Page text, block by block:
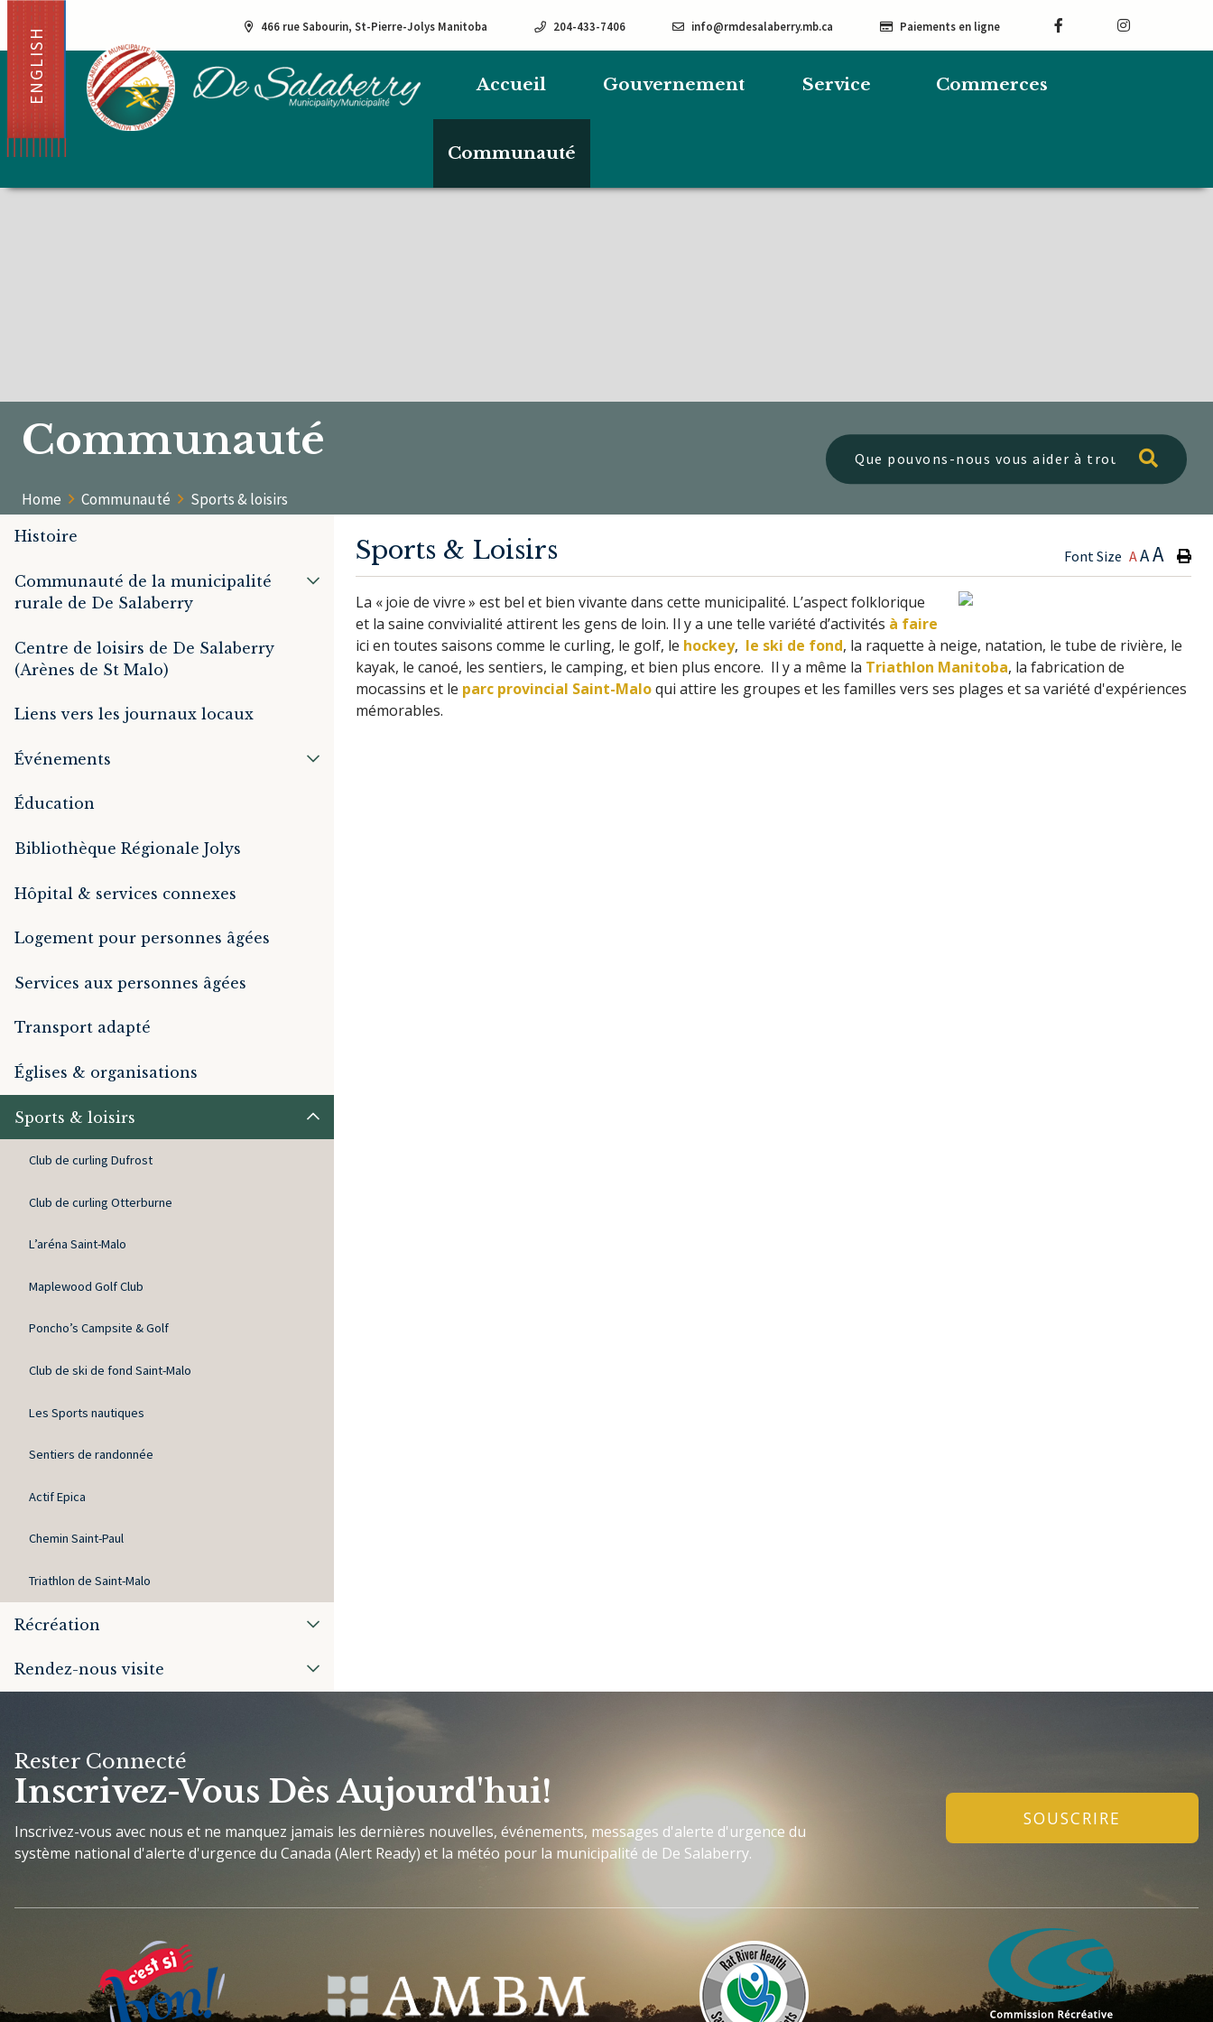
466 rue Sabourin, St-Pierre-Jolys Manitoba 204-433-7406 info@rmdesalaberry.mb.ca Paiements en ligne
Accueil Gouvernement Service Commerces
Communauté
ENGLISH
Communauté
Home Communauté Sports & loisirs
Type
Histoire
Communauté de la municipalité
rurale de De Salaberry
Centre de loisirs de De Salaberry
(Arènes de St Malo)
Liens vers les journaux locaux
Événements
Éducation
Bibliothèque Régionale Jolys
Hôpital & services connexes
Logement pour personnes âgées
Services aux personnes âgées
Transport adapté
Églises & organisations
Sports & loisirs
Club de curling Dufrost
Club de curling Otterburne
L’aréna Saint-Malo
Maplewood Golf Club
Poncho’s Campsite & Golf
Club de ski de fond Saint-Malo
Les Sports nautiques
Sentiers de randonnée
Actif Epica
Chemin Saint-Paul
Triathlon de Saint-Malo
Récréation
Rendez-nous visite
Sports & Loisirs Font Size AAA
La « joie de vivre » est bel et bien vivante dans cette municipalité. L’aspect folklorique
et la saine convivialité attirent les gens de loin. Il y a une telle variété d’activités à faire
ici en toutes saisons comme le curling, le golf, le hockey, le ski de fond, la raquette à neige, natation, le tube de rivière, le
kayak, le canoé, les sentiers, le camping, et bien plus encore. Il y a même la Triathlon Manitoba, la fabrication de
mocassins et le parc provincial Saint-Maloqui attire les groupes et les familles vers ses plages et sa variété d'expériences
mémorables.
Rester Connecté
Inscrivez-Vous Dès Aujourd'hui!
Inscrivez-vous avec nous et ne manquez jamais les dernières nouvelles, événements, messages d'alerte d'urgence du
système national d'alerte d'urgence du Canada (Alert Ready) et la météo pour la municipalité de De Salaberry.
SOUSCRIRE